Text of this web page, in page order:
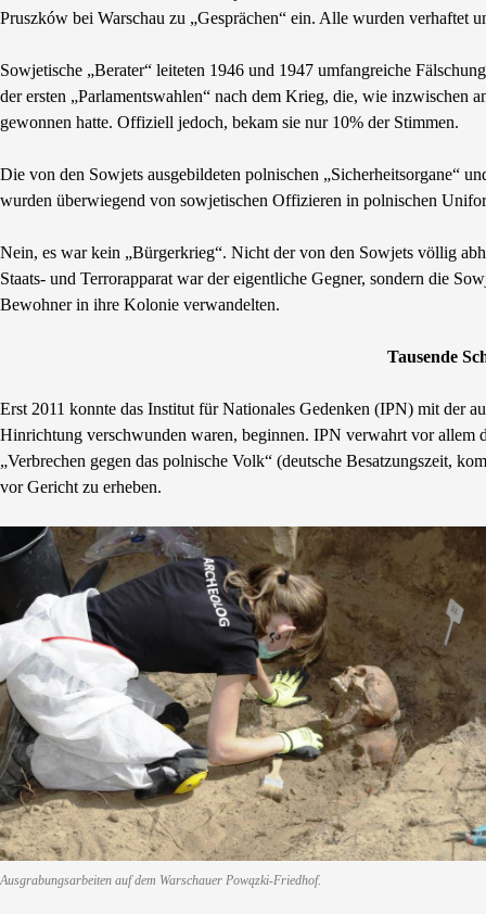
Pruszków bei Warschau zu „Gesprächen“ ein. Alle wurden verhaftet
Sowjetische „Berater“ leiteten 1946 und 1947 umfangreiche
der ersten „Parlamentswahlen“ nach dem Krieg, die, wie inzwischen
gewonnen hatte. Offiziell jedoch, bekam sie nur 10% der Stimmen.
Die von den Sowjets ausgebildeten polnischen „Sicherheitsorgane“
wurden überwiegend von sowjetischen Offizieren in polnischen
Nein, es war kein „Bürgerkrieg“. Nicht der von den Sowjets völlig
Staats- und Terrorapparat war der eigentliche Gegner, sondern die
Bewohner in ihre Kolonie verwandelten.
Tausende
Erst 2011 konnte das Institut für Nationales Gedenken (IPN) mit der
Hinrichtung verschwunden waren, beginnen. IPN verwahrt vor allem
„Verbrechen gegen das polnische Volk“ (deutsche Besatzungszeit,
vor Gericht zu erheben.
Ausgrabungsarbeiten auf dem Warschauer Powązki-Friedhof.